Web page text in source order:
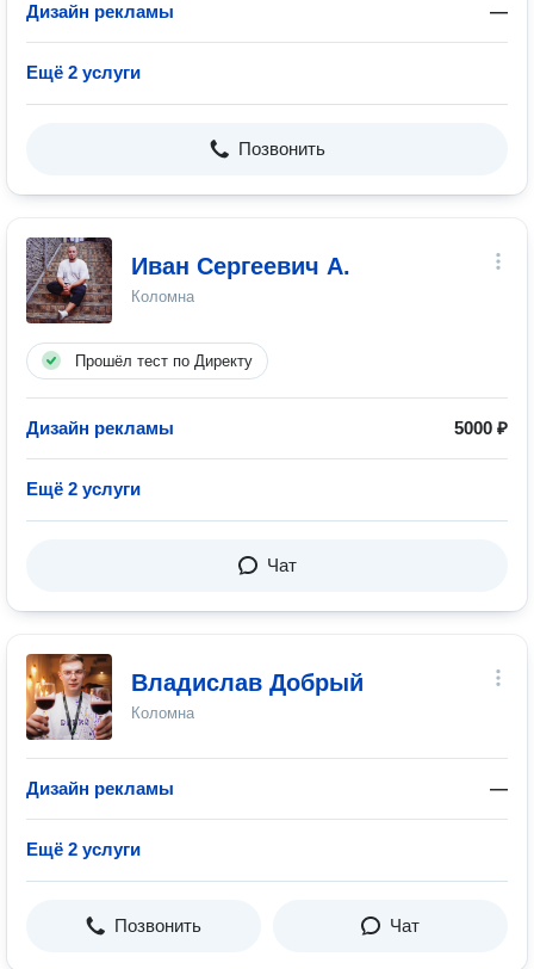
Дизайн рекламы —
Ещё 2 услуги
Позвонить
Иван Сергеевич А.
Коломна
Прошёл тест по Директу
Дизайн рекламы 5000 ₽
Ещё 2 услуги
Чат
Владислав Добрый
Коломна
Дизайн рекламы —
Ещё 2 услуги
Позвонить Чат